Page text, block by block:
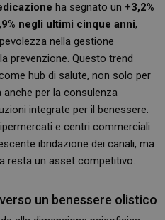
ha segnato un +3,2%
negli ultimi cinque anni,
nella gestione
prevenzione. Questo trend
hub di salute, non solo per
per la consulenza
integrate per il benessere.
e centri commerciali
ibridazione dei canali, ma
resta un asset competitivo.
un benessere olistico